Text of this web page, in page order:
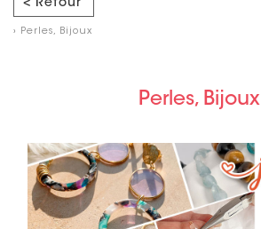
< Retour
› Perles, Bijoux
Perles, Bijoux